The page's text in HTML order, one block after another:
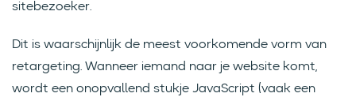
sitebezoeker.
Dit is waarschijnlijk de meest voorkomende vorm van
retargeting. Wanneer iemand naar je website komt,
wordt een onopvallend stukje JavaScript (vaak een